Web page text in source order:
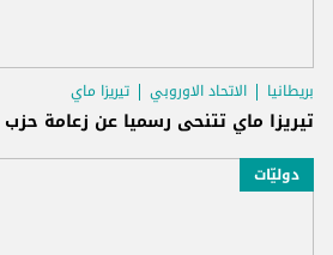
بريطانيا الاتحاد الاوروبي تيريزا ماي
تيريزا ماي تتنحى رسميا عن زعامة
دوليّات